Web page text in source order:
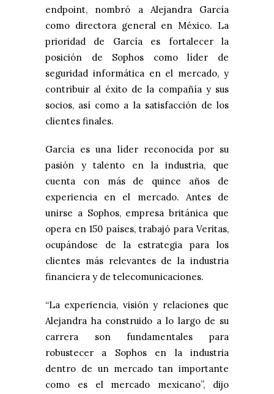
endpoint, nombró a Alejandra García
como directora general en México. La
prioridad de García es fortalecer la
posición de Sophos como líder de
seguridad informática en el mercado, y
contribuir al éxito de la compañía y sus
socios, así como a la satisfacción de los
clientes finales.
García es una líder reconocida por su
pasión y talento en la industria, que
cuenta con más de quince años de
experiencia en el mercado. Antes de
unirse a Sophos, empresa británica que
opera en 150 países, trabajó para Veritas,
ocupándose de la estrategia para los
clientes más relevantes de la industria
financiera y de telecomunicaciones.
“La experiencia, visión y relaciones que
Alejandra ha construido a lo largo de su
carrera son fundamentales para
robustecer a Sophos en la industria
dentro de un mercado tan importante
como es el mercado mexicano”, dijo